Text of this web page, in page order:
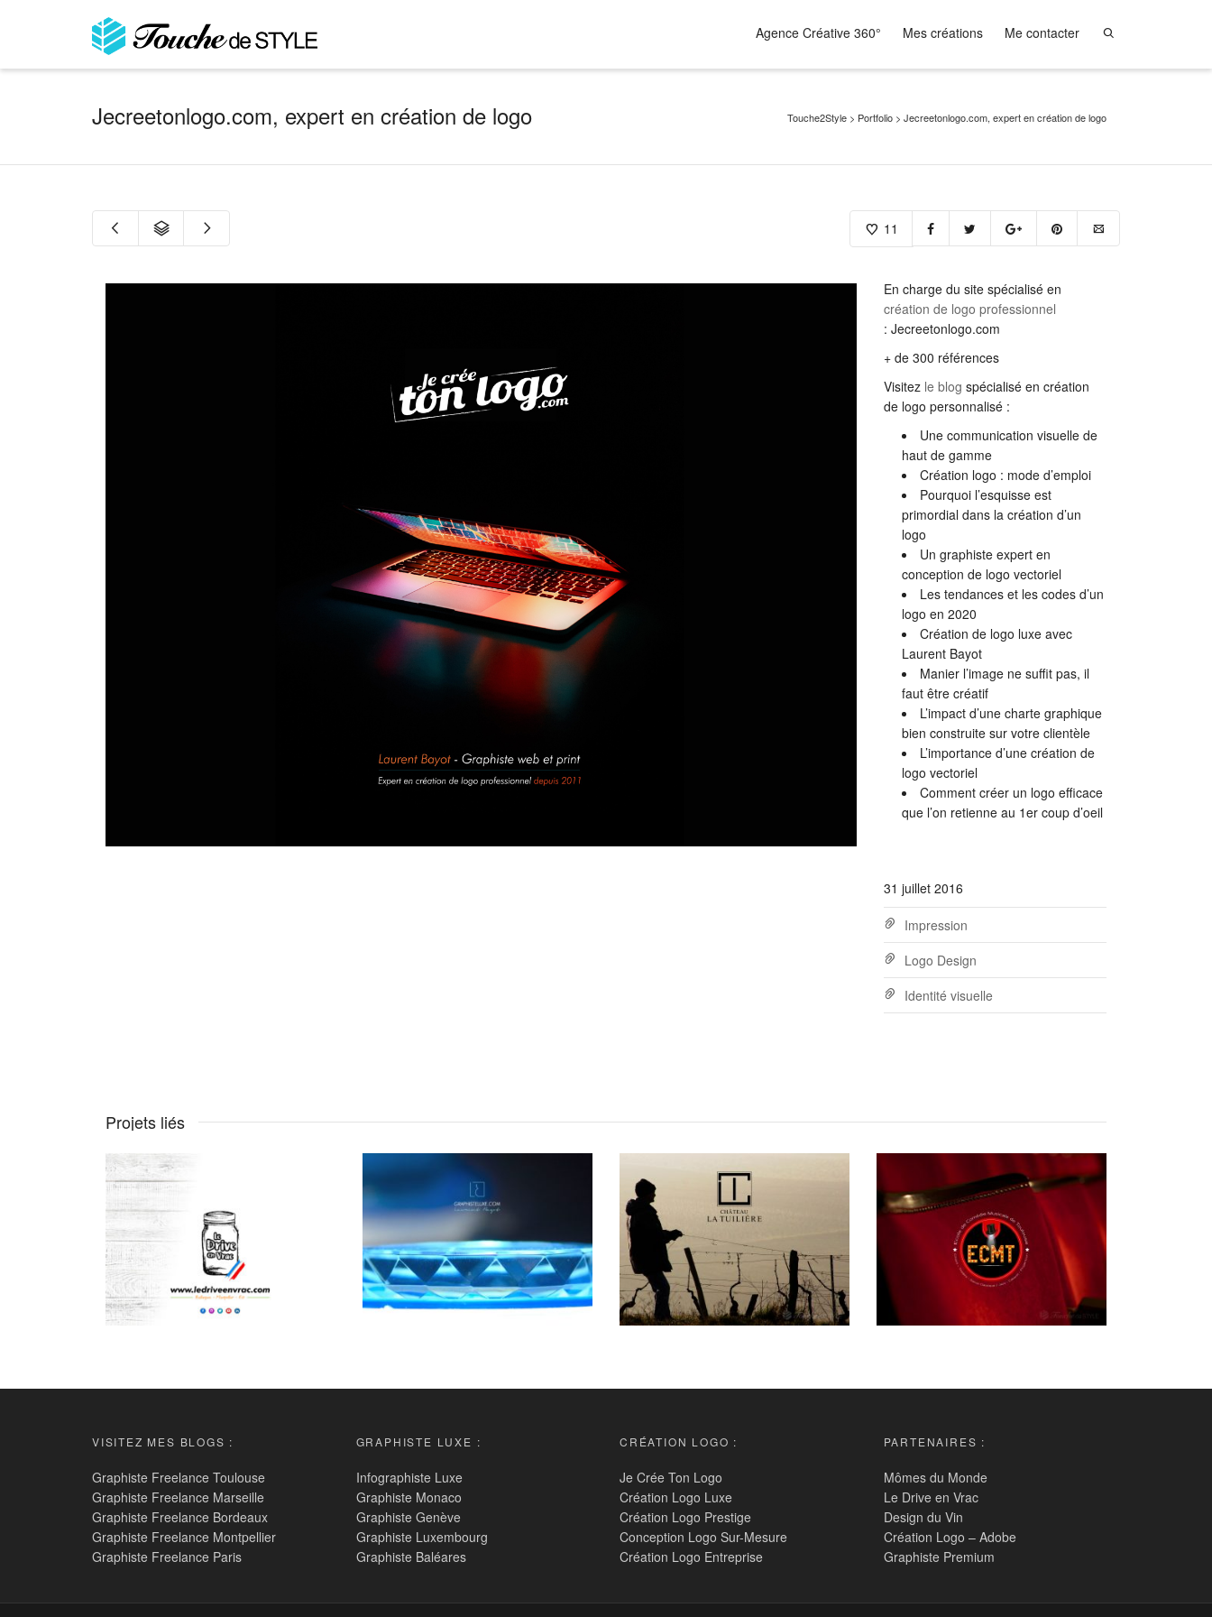
in a sizemediumthat cost between £ blackitems,
from the brandour legacy.
Agence Créative 360° Mes créations Me contacter
Jecreetonlogo.com, expert en création de logo Touche2Style > Portfolio > Jecreetonlogo.com, expert en création de logo
11
En charge du site spécialisé en
création de logo professionnel
: Jecreetonlogo.com
+ de 300 références
Visitez le blog spécialisé en création
de logo personnalisé :
Une communication visuelle de
haut de gamme
Création logo : mode d’emploi
Pourquoi l’esquisse est
primordial dans la création d’un
logo
Un graphiste expert en
conception de logo vectoriel
Les tendances et les codes d’un
logo en 2020
Création de logo luxe avec
Laurent Bayot
Manier l’image ne suffit pas, il
faut être créatif
L’impact d’une charte graphique
bien construite sur votre clientèle
L’importance d’une création de
logo vectoriel
Comment créer un logo efficace
que l’on retienne au 1er coup d’oeil
31 juillet 2016
Impression
Logo Design
Identité visuelle
Projets liés
VISITEZ MES BLOGS :
Graphiste Freelance Toulouse
Graphiste Freelance Marseille
Graphiste Freelance Bordeaux
Graphiste Freelance Montpellier
Graphiste Freelance Paris
GRAPHISTE LUXE :
Infographiste Luxe
Graphiste Monaco
Graphiste Genève
Graphiste Luxembourg
Graphiste Baléares
CRÉATION LOGO :
Je Crée Ton Logo
Création Logo Luxe
Création Logo Prestige
Conception Logo Sur-Mesure
Création Logo Entreprise
PARTENAIRES :
Mômes du Monde
Le Drive en Vrac
Design du Vin
Création Logo – Adobe
Graphiste Premium